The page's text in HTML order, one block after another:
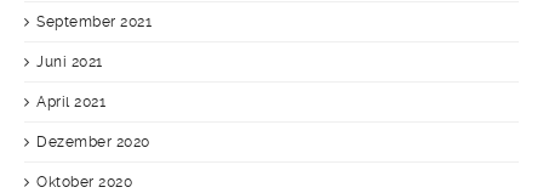
September 2021
Juni 2021
April 2021
Dezember 2020
Oktober 2020